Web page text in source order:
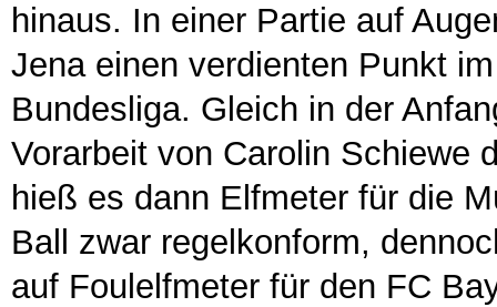
hinaus. In einer Partie auf
Jena einen verdienten Punkt
Bundesliga. Gleich in der
Vorarbeit von Carolin Schiewe
hieß es dann Elfmeter für die
Ball zwar regelkonform,
auf Foulelfmeter für den FC